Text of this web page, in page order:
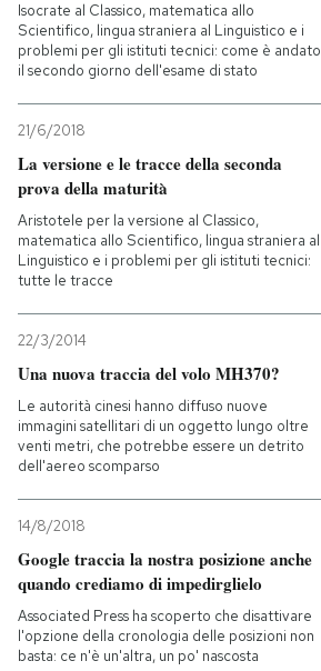
Isocrate al Classico, matematica allo
Scientifico, lingua straniera al Linguistico e i
problemi per gli istituti tecnici: come è andato
il secondo giorno dell'esame di stato
21/6/2018
La versione e le tracce della seconda
prova della maturità
Aristotele per la versione al Classico,
matematica allo Scientifico, lingua straniera al
Linguistico e i problemi per gli istituti tecnici:
tutte le tracce
22/3/2014
Una nuova traccia del volo MH370?
Le autorità cinesi hanno diffuso nuove
immagini satellitari di un oggetto lungo oltre
venti metri, che potrebbe essere un detrito
dell'aereo scomparso
14/8/2018
Google traccia la nostra posizione anche
quando crediamo di impedirglielo
Associated Press ha scoperto che disattivare
l'opzione della cronologia delle posizioni non
basta: ce n'è un'altra, un po' nascosta